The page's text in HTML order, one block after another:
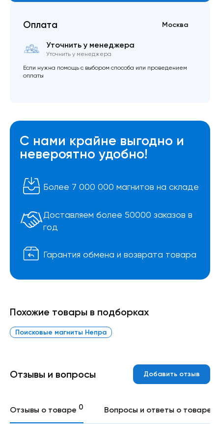
Оплата Москва
Уточнить у менеджера
Уточнить у менеджера
Если нужна помощь с выбором способа или проведением
оплаты
С нами крайне выгодно и
невероятно удобно!
Более 7 000 000 магнитов на складе
Доставляем более 50000 заказов в
год
Гарантия обмена и возврата товара
Похожие товары в подборках
Поисковые магниты Непра
Отзывы и вопросы Добавить отзыв
Отзывы о товаре 0 Вопросы и ответы о товаре